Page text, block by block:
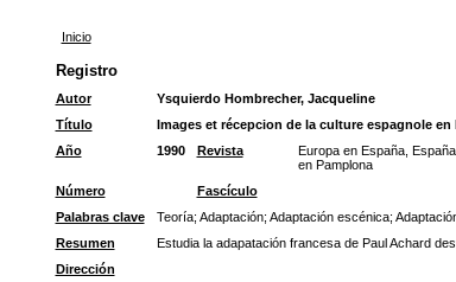
Inicio
Registro
Autor
Ysquierdo Hombrecher, Jacqueline
Título
Images et récepcion de la culture espagnole
Año
1990 Revista
Europa en España,
en Pamplona
Número Fascículo
Palabras clave
Teoría; Adaptación; Adaptación escénica;
Resumen
Estudia la adapatación francesa de Paul Achard
Dirección